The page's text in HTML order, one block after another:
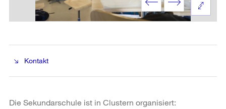
Kontakt
Die Sekundarschule ist in Clustern organisiert: